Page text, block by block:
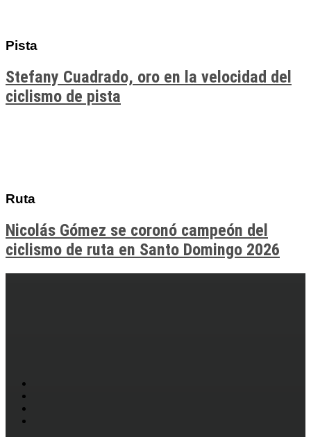
Pista
Stefany Cuadrado, oro en la velocidad del
ciclismo de pista
Ruta
Nicolás Gómez se coronó campeón del
ciclismo de ruta en Santo Domingo 2026